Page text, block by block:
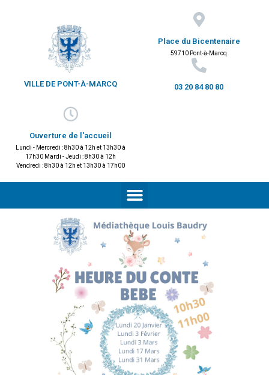
VILLE DE PONT-À-MARCQ
Place du Bicentenaire
59710 Pont-à-Marcq
03 20 84 80 80
Ouverture de l'accueil
Lundi - Mercredi : 8h30 à 12h et 13h30 à
17h30 Mardi - Jeudi : 8h30 à 12h
Vendredi : 8h30 à 12h et 13h30 à 17h00